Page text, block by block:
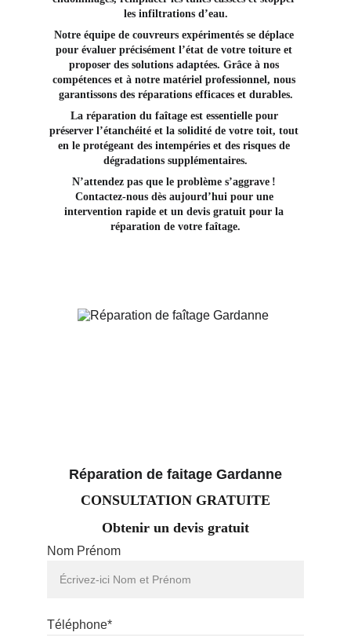
CONSULTATION GRATUITE
Obtenir un devis gratuit
Nom Prénom
Téléphone*
les infiltrations d’eau.
Notre équipe de couvreurs expérimentés se déplace
pour évaluer précisément l’état de votre toiture et
proposer des solutions adaptées. Grâce à nos
compétences et à notre matériel professionnel, nous
garantissons des réparations efficaces et durables.
La réparation du faîtage est essentielle pour
préserver l’étanchéité et la solidité de votre toit, tout
en le protégeant des intempéries et des risques de
dégradations supplémentaires.
N’attendez pas que le problème s’aggrave !
Contactez-nous dès aujourd’hui pour une
intervention rapide et un devis gratuit pour la
réparation de votre faîtage.
Réparation de faitage Gardanne